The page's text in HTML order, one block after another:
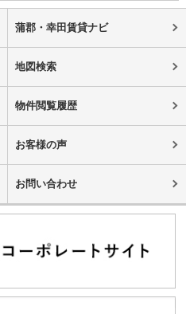
蒲郡・幸田賃貸ナビ
地図検索
物件閲覧履歴
お客様の声
お問い合わせ